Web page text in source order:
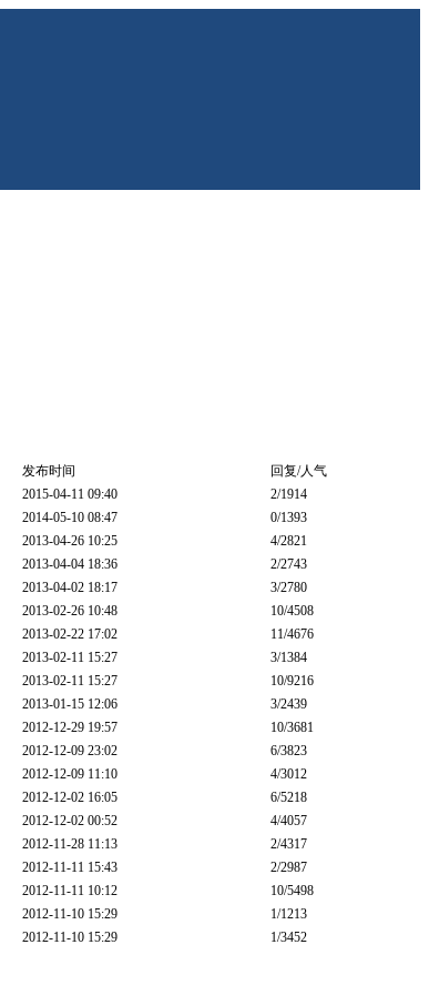
发布时间
回复/人气
2015-04-11 09:40 2/1914
2014-05-10 08:47 0/1393
2013-04-26 10:25 4/2821
2013-04-04 18:36 2/2743
2013-04-02 18:17 3/2780
2013-02-26 10:48 10/4508
2013-02-22 17:02 11/4676
2013-02-11 15:27 3/1384
2013-02-11 15:27 10/9216
2013-01-15 12:06 3/2439
2012-12-29 19:57 10/3681
2012-12-09 23:02 6/3823
2012-12-09 11:10 4/3012
2012-12-02 16:05 6/5218
2012-12-02 00:52 4/4057
2012-11-28 11:13 2/4317
2012-11-11 15:43 2/2987
2012-11-11 10:12 10/5498
2012-11-10 15:29 1/1213
2012-11-10 15:29 1/3452